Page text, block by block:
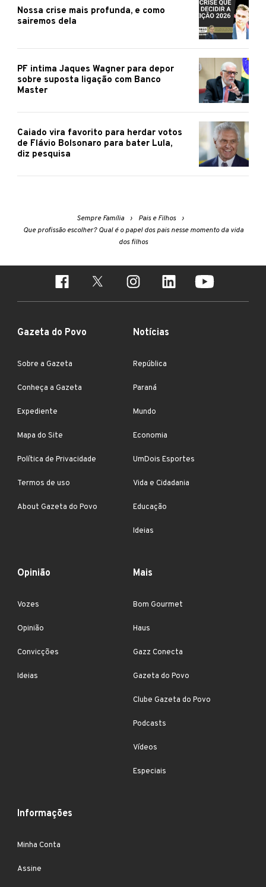
Nossa crise mais profunda, e como
sairemos dela
PF intima Jaques Wagner para depor
sobre suposta ligação com Banco
Master
Caiado vira favorito para herdar votos
de Flávio Bolsonaro para bater Lula,
diz pesquisa
Sempre Família
Pais e Filhos
Que profissão escolher? Qual é o papel dos pais nesse momento da vida
dos filhos
Gazeta do Povo
Sobre a Gazeta
Conheça a Gazeta
Expediente
Mapa do Site
Política de Privacidade
Termos de uso
About Gazeta do Povo
Notícias
República
Paraná
Mundo
Economia
UmDois Esportes
Vida e Cidadania
Educação
Ideias
Opinião
Vozes
Opinião
Convicções
Ideias
Mais
Bom Gourmet
Haus
Gazz Conecta
Gazeta do Povo
Clube Gazeta do Povo
Podcasts
Vídeos
Especiais
Informações
Minha Conta
Assine